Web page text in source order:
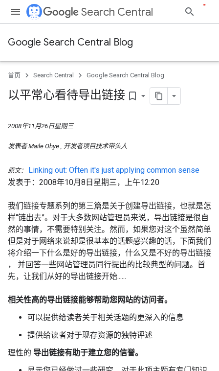
Search Central
Google Search Central Blog
首页 Search Central Google Search Central Blog
以平常心看待导出链接 bookmark_border
2008年11月26日星期三
发表者Maile Ohye , 开发者项目技术带头人
原文： Linking out: Often it's just applying common sense
发表于：2008年10月8日星期三，上午12:20
我们链接专题系列的第三篇是关于创建导出链接，也就是怎
样“链出去”。对于大多数网站管理员来说，导出链接是很自
然的事情，不需要特别关注。然而，如果您对这个虽然简单
但是对于网络来说却是很基本的话题感兴趣的话，下面我们
将介绍一下什么是好的导出链接，什么又是不好的导出链接
， 并回答一些网站管理员同行提出的比较典型的问题。首
先，让我们从好的导出链接开始......
相关性高的导出链接能够帮助您网站的访问者。
可以提供给读者关于相关话题的更深入的信息
提供给读者对于现存资源的独特评述
理性的 导出链接有助于建立您的信誉。